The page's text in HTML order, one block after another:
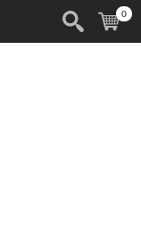
(
0